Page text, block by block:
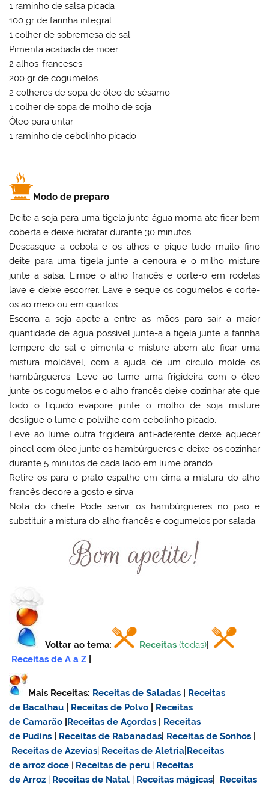
1 raminho de salsa picada
100 gr de farinha integral
1 colher de sobremesa de sal
Pimenta acabada de moer
2 alhos-franceses
200 gr de cogumelos
2 colheres de sopa de óleo de sésamo
1 colher de sopa de molho de soja
Óleo para untar
1 raminho de cebolinho picado
Modo de preparo
Deite a soja para uma tigela junte água morna ate ficar bem
coberta e deixe hidratar durante 30 minutos.
Descasque a cebola e os alhos e pique tudo muito fino
deite para uma tigela junte a cenoura e o milho misture
junte a salsa. Limpe o alho francês e corte-o em rodelas
lave e deixe escorrer. Lave e seque os cogumelos e corte-
os ao meio ou em quartos.
Escorra a soja apete-a entre as mãos para sair a maior
quantidade de água possível junte-a a tigela junte a farinha
tempere de sal e pimenta e misture abem ate ficar uma
mistura moldável, com a ajuda de um círculo molde os
hambúrgueres. Leve ao lume uma frigideira com o óleo
junte os cogumelos e o alho francês deixe cozinhar ate que
todo o líquido evapore junte o molho de soja misture
desligue o lume e polvilhe com cebolinho picado.
Leve ao lume outra frigideira anti-aderente deixe aquecer
pincel com óleo junte os hambúrgueres e deixe-os cozinhar
durante 5 minutos de cada lado em lume brando.
Retire-os para o prato espalhe em cima a mistura do alho
francês decore a gosto e sirva.
Nota do chefe Pode servir os hambúrgueres no pão e
substituir a mistura do alho francês e cogumelos por salada.
Voltar ao tema: Receitas (todas)
Receitas de A a Z
Mais Receitas: Receitas de Saladas
Receitas
de Bacalhau
Receitas de Polvo
Receitas
de Camarão Receitas de Açordas
Receitas
de Pudins
Receitas de Rabanadas Receitas de Sonhos
Receitas de Azevias| Receitas de Aletria Receitas
dearroz doce | Receitas de peru | Receitas
de Arroz | Receitas de Natal | Receitas mágicas
Receitas